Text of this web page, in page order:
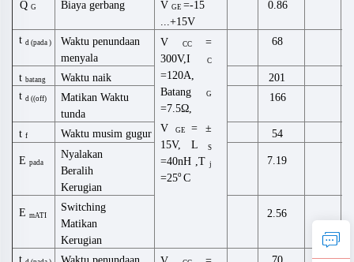
Q G Biaya gerbang VGE=-15
...+15V
0.86
td(pada)
Waktu penundaan
menyala
VCC =
300V,I
C
=120A,
Batang
G
=7.5Ω,
VGE= ±
15V, L S
=40nH T j
=25o C
68
tbatang Waktu naik
201
td ((off) MatikanWaktu
tunda
166
tf Waktu musim gugur 54
Epada
Nyalakan
Beralih
Kerugian
7.19
EmATI
Switching
Matikan
Kerugian
2.56
t